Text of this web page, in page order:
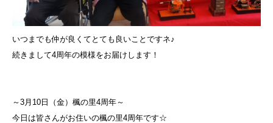
いつまでも仲が良くてとても良いことですネ♪
続きまして4周年の模様をお届けします！
～3月10日（金）楓の里4周年～
今日は皆さんがお住いの楓の里4周年です☆